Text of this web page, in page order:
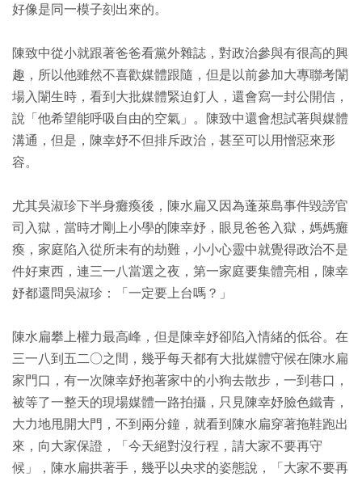
好像是同一模子刻出來的。
陳致中從小就跟著爸爸看黨外雜誌，對政治參與有很高的興
趣，所以他雖然不喜歡媒體跟隨，但是以前參加大專聯考闈
場入闈生時，看到大批媒體緊迫釘人，還會寫一封公開信，
說「他希望能呼吸自由的空氣」。陳致中還會想試著與媒體
溝通，但是，陳幸妤不但排斥政治，甚至可以用憎惡來形
容。
尤其吳淑珍下半身癱瘓後，陳水扁又因為蓬萊島事件毀謗官
司入獄，當時才剛上小學的陳幸妤，眼見爸爸入獄，媽媽癱
瘓，家庭陷入從所未有的劫難，小小心靈中就覺得政治不是
件好東西，連三一八當選之夜，第一家庭要集體亮相，陳幸
妤都還問吳淑珍：「一定要上台嗎？」
陳水扁攀上權力最高峰，但是陳幸妤卻陷入情緒的低谷。在
三一八到五二○之間，幾乎每天都有大批媒體守候在陳水扁
家門口，有一次陳幸妤抱著家中的小狗去散步，一到巷口，
被等了一整天的現場媒體一路拍攝，只見陳幸妤臉色鐵青，
大力地甩開大門，不到兩分鐘，就看到陳水扁穿著拖鞋跑出
來，向大家保證，「今天絕對沒行程，請大家不要再守
候」，陳水扁拱著手，幾乎以央求的姿態說，「大家不要再